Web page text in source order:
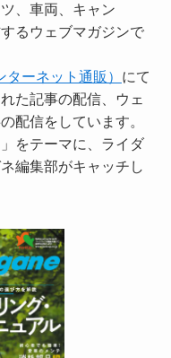
、車両、キャン
るウェブマガジンで
ーネット通販） にて
た記事の配信、ウェ
配信をしています。
をテーマに、ライダ
編集部がキャッチし